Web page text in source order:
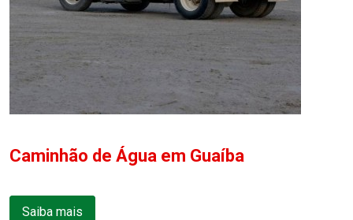
Caminhão de Água em Guaíba
Saiba mais